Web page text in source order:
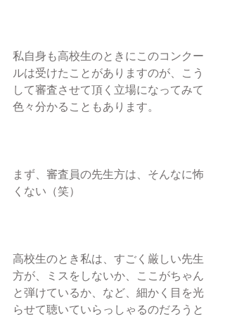
私自身も高校生のときにこのコンクー
ルは受けたことがありますのが、こう
して審査させて頂く立場になってみて
色々分かることもあります。
まず、審査員の先生方は、そんなに怖
くない（笑）
高校生のとき私は、すごく厳しい先生
方が、ミスをしないか、ここがちゃん
と弾けているか、など、細かく目を光
らせて聴いていらっしゃるのだろうと